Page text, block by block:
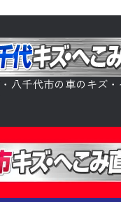
八千代市の車のキズ・